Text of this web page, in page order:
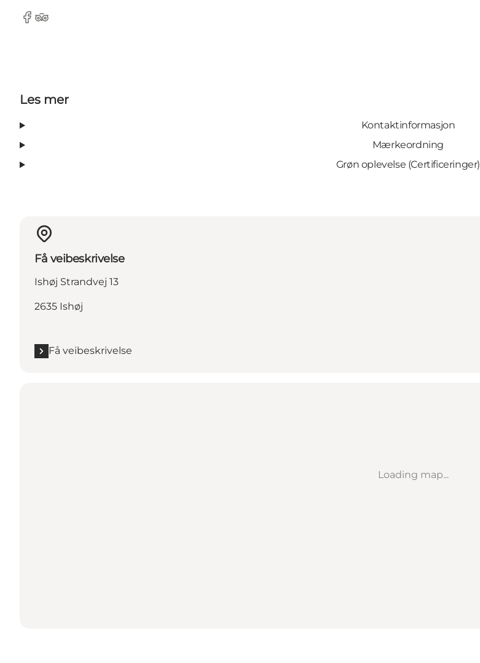
Facebook
Tripadvisor
Les mer
Kontaktinformasjon
Mærkeordning
Grøn oplevelse (Certificeringer)
Få veibeskrivelse
Ishøj Strandvej 13
2635 Ishøj
Få veibeskrivelse
Loading map...